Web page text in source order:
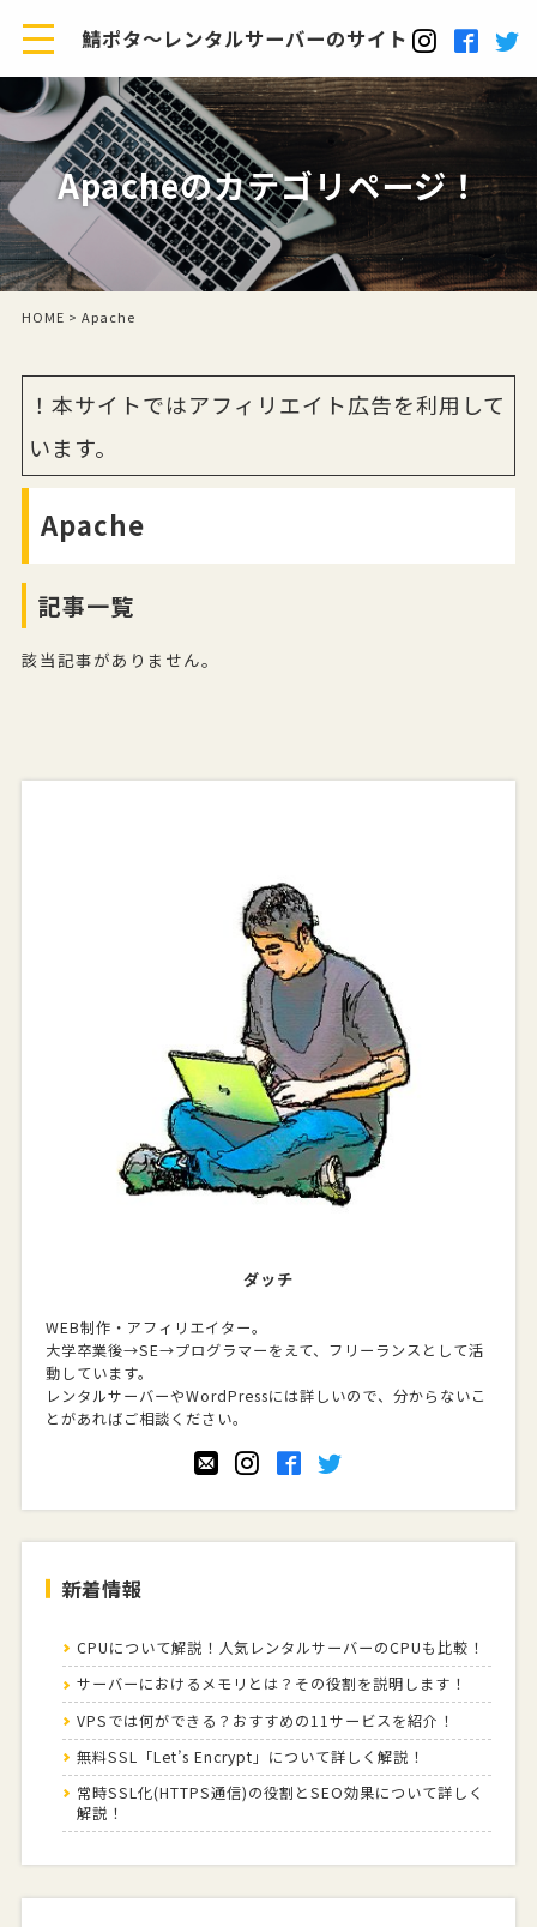
鯖ポタ～レンタルサーバーのサイト
Apacheのカテゴリページ！
HOME > Apache
！本サイトではアフィリエイト広告を利用して
います。
Apache
記事一覧
該当記事がありません。
ダッチ
WEB制作・アフィリエイター。
大学卒業後→SE→プログラマーをえて、フリーランスとして活
動しています。
レンタルサーバーやWordPressには詳しいので、分からないこ
とがあればご相談ください。
新着情報
CPUについて解説！人気レンタルサーバーのCPUも比較！
サーバーにおけるメモリとは？その役割を説明します！
VPSでは何ができる？おすすめの11サービスを紹介！
無料SSL「Let’s Encrypt」について詳しく解説！
常時SSL化(HTTPS通信)の役割とSEO効果について詳しく
解説！